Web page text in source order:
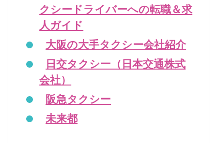
クシードライバーへの転職＆求
人ガイド
大阪の大手タクシー会社紹介
日交タクシー（日本交通株式
会社）
阪急タクシー
未来都